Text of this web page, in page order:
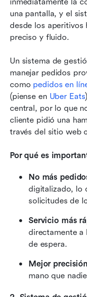
una pantalla, y el
desde los aperitivos
preciso y fluido.
Un sistema de
manejar pedidos
como pedidos en
(piense en Uber Eats
central, por lo que
cliente pidió una
través del sitio web
Por qué es
No más
digitalizado, lo
solicitudes de
Servicio más
directamente a
de espera.
Mejor precisión
mano que